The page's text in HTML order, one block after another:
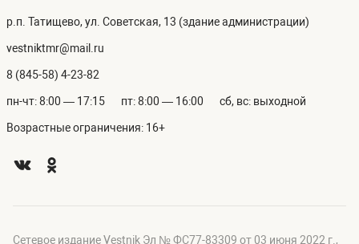
р.п. Татищево, ул. Советская, 13 (здание администрации)
vestniktmr@mail.ru
8 (845-58) 4-23-82
пн-чт: 8:00 — 17:15 пт: 8:00 — 16:00 сб, вс: выходной
Возрастные ограничения: 16+
Сетевое издание Vestnik Эл № ФС77-83309 от 03 июня 2022 г.,